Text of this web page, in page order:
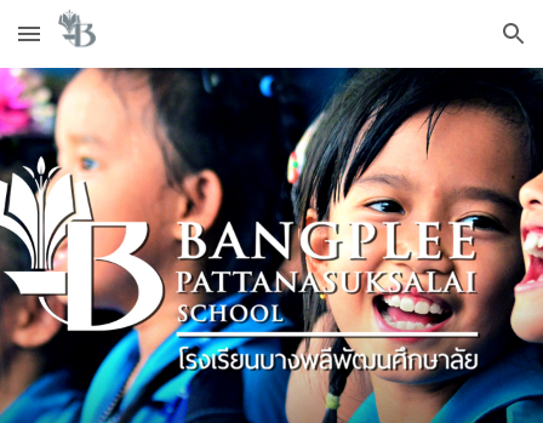
Skip to main content Skip to navigation